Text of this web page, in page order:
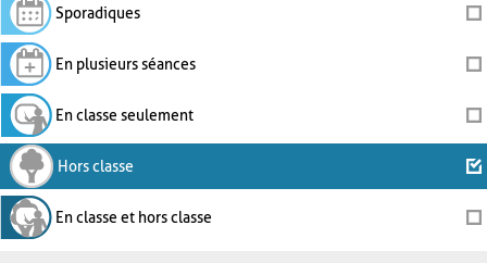
Sporadiques
En plusieurs séances
En classe seulement
Hors classe
En classe et hors classe